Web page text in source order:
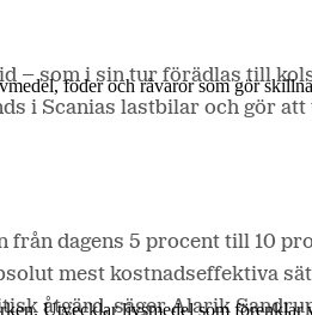
foder och råvaror som gör
Utvecklar livsmedel som förenklar
– som i sin tur förädlas till
i Scanias lastbilar och gör
dagens 5 procent till 10
mest kostnadseffektiva
åtgärd, säger Alarik